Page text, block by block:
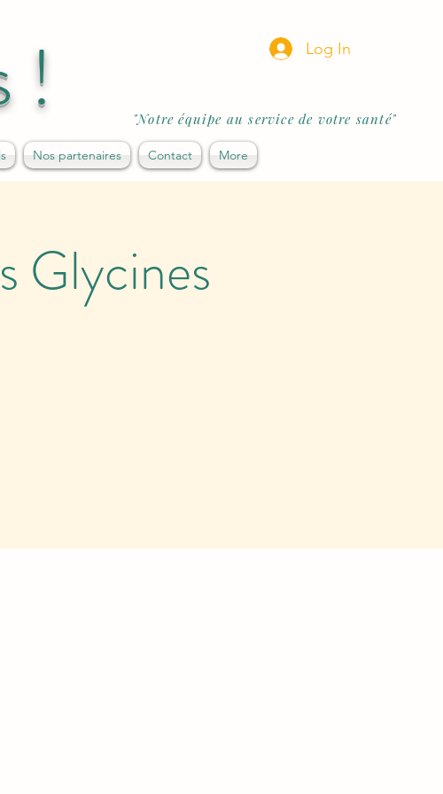
"Notre équipe au service de votre santé"
Nos partenaires Contact More
Log In
!
Glycines